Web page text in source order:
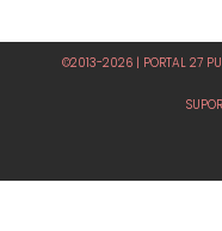
©2013-2026 | PORTAL 27